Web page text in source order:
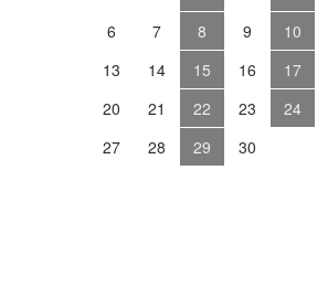
6
7 8 9 10
13
14 15 16 17
20
21 22 23 24
27
28 29 30